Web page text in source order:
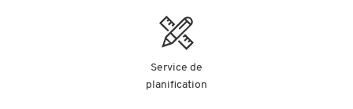
Service de
planification